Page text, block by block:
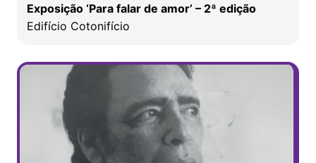
Exposição ‘Para falar de amor’ – 2ª edição
Edifício Cotonifício